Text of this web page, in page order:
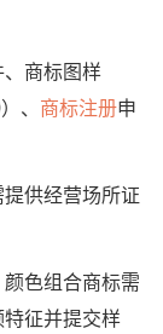
商标图样
、 商标注册申
供经营场所证
色组合商标需
征并提交样